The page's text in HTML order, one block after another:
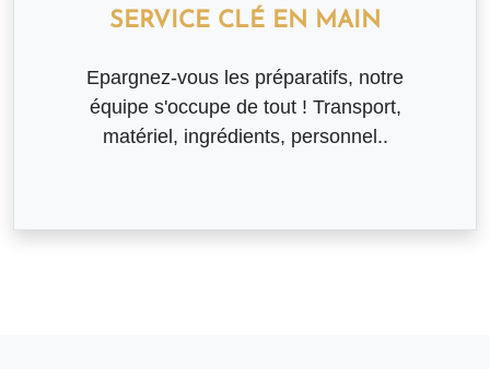
SERVICE CLÉ EN MAIN
Epargnez-vous les préparatifs, notre
équipe s'occupe de tout ! Transport,
matériel, ingrédients, personnel..